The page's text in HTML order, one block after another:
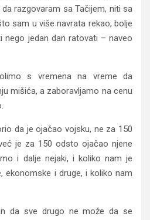
razgovaram sa Tačijem, niti sa
sam u više navrata rekao, bolje
nego jedan dan ratovati – naveo
s vremena na vreme da
mišića, a zaboravljamo na cenu
da je ojačao vojsku, ne za 150
je za 150 odsto ojačao njene
i dalje nejaki, i koliko nam je
ekonomske i druge, i koliko nam
da sve drugo ne može da se